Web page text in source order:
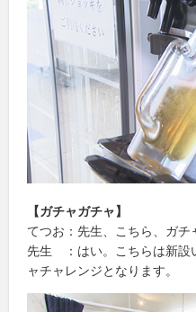
【ガチャガチャ】
てつお：先生、こちら、ガチ
先生 ：はい。こちらは新設
ャチャレンジとなります。